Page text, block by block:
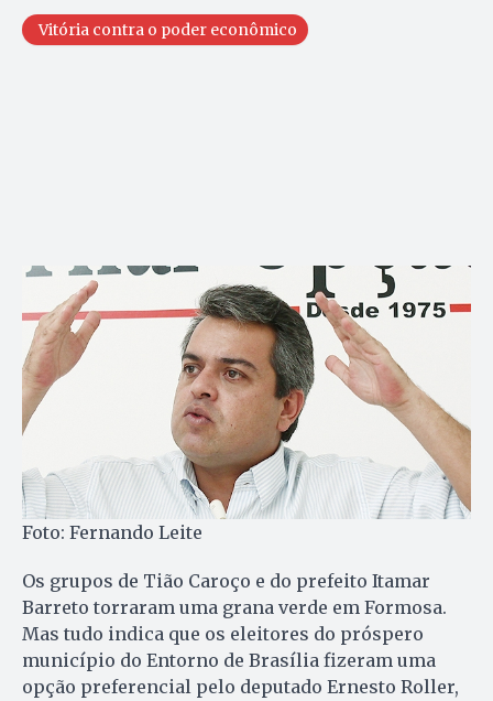
Vitória contra o poder econômico
Foto: Fernando Leite
Os grupos de Tião Caroço e do prefeito Itamar
Barreto torraram uma grana verde em Formosa.
Mas tudo indica que os eleitores do próspero
município do Entorno de Brasília fizeram uma
opção preferencial pelo deputado Ernesto Roller,